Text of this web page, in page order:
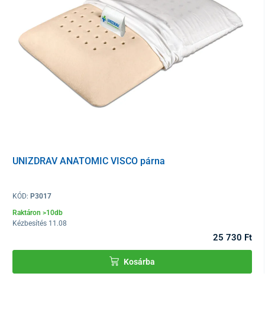
MICROPOCKET 1200 darab / m2
Latex 65kg/m3
Kókusz réteg 4000gr /m2
Tapintásra nagyon kellemes huzat, mely alkalmas érzékeny bőrre
UNIZDRAV ANATOMIC VISCO párna
KÓD: P3017
Raktáron >10db
Kézbesítés 11.08
25 730 Ft
Kosárba